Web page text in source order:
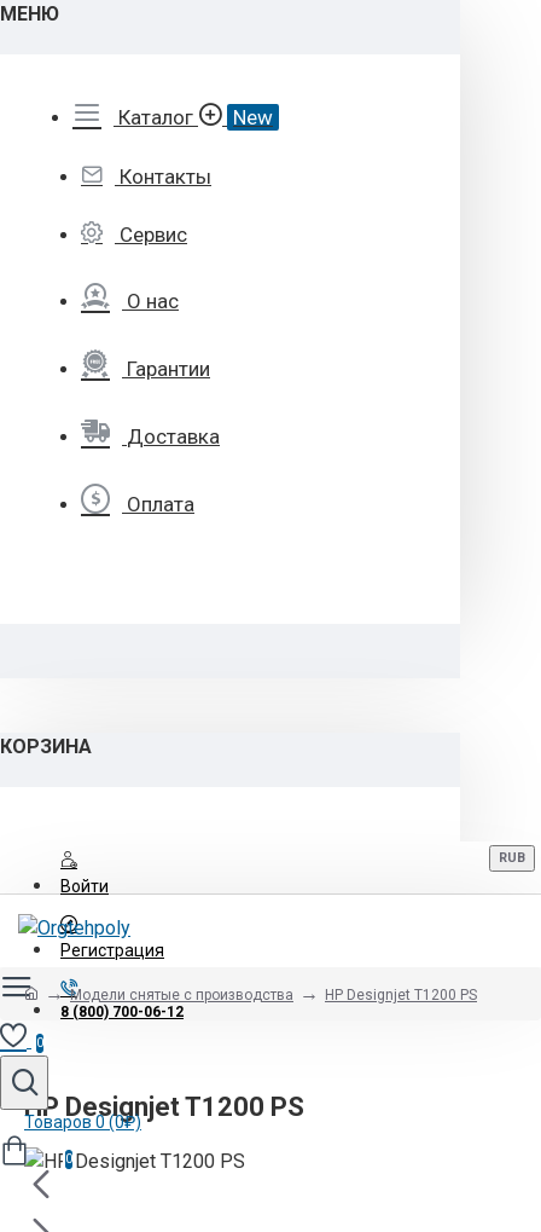
МЕНЮ
Каталог New
Контакты
Сервис
О нас
Гарантии
Доставка
Оплата
КОРЗИНА
Войти
Регистрация
8 (800) 700-06-12
RUB
0
Товаров 0 (0₽)
0
Модели снятые с производства HP Designjet T1200 PS
HP Designjet T1200 PS